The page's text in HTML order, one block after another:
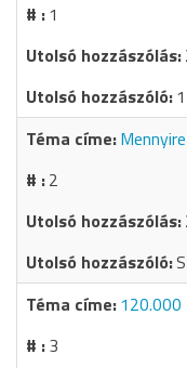
1
2
120.000
3